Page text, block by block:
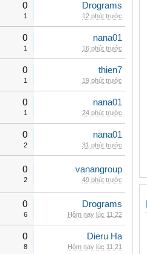
0
1
Drograms
12 phút trước
0
1
nana01
16 phút trước
0
1
thien7
19 phút trước
0
1
nana01
24 phút trước
0
2
nana01
31 phút trước
0
2
vanangroup
49 phút trước
0
6
Drograms
Hôm nay lúc 11:22
0
8
Dieru Ha
Hôm nay lúc 11:21